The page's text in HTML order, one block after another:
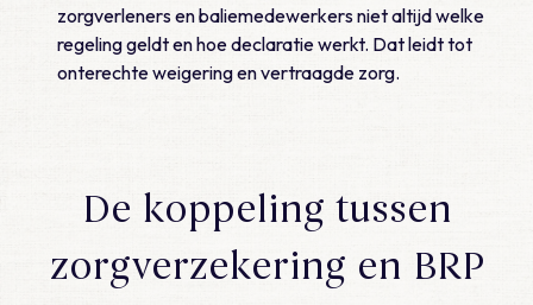
zorgverleners en baliemedewerkers niet altijd welke
regeling geldt en hoe declaratie werkt. Dat leidt tot
onterechte weigering en vertraagde zorg.
De koppeling tussen
zorgverzekering en BRP